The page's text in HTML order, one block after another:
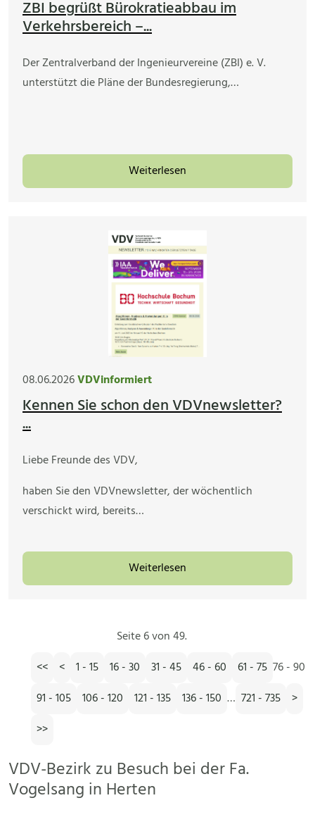
ZBI begrüßt Bürokratieabbau im
Verkehrsbereich –...
Der Zentralverband der Ingenieurvereine (ZBI) e. V.
unterstützt die Pläne der Bundesregierung,…
Weiterlesen
08.06.2026VDVinformiert
Kennen Sie schon den VDVnewsletter?
...
Liebe Freunde des VDV,
haben Sie den VDVnewsletter, der wöchentlich
verschickt wird, bereits…
Weiterlesen
Seite 6 von 49.
<<
< 1 - 15 16 - 30 31 - 45 46 - 60 61 - 75 76 - 90
91 - 105
106 - 120 121 - 135 136 - 150 … 721 - 735
>
>>
VDV-Bezirk zu Besuch bei der Fa.
Vogelsang in Herten